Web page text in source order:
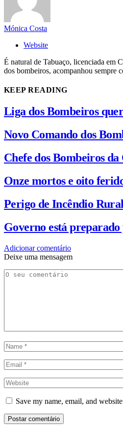
Mónica Costa
Website
É natural de Tabuaço, licenciada em
dos bombeiros, acompanhou sempre
KEEP READING
Liga dos Bombeiros
Novo Comando dos
Chefe dos Bombeiros
Onze mortos e oito
Perigo de Incêndio
Governo está
Adicionar comentário
Deixe uma mensagem
Save my name, email, and